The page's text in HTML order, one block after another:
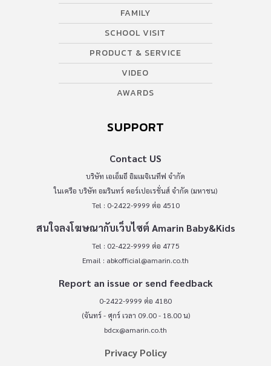
FAMILY
SCHOOL VISIT
PRODUCT & SERVICE
VIDEO
AWARDS
SUPPORT
Contact US
บริษัท เอเอ็มอี อิมเมจิเนทีฟ จำกัด
ในเครือ บริษัท อมรินทร์ คอร์เปอเรชั่นส์ จำกัด (มหาชน)
Tel : 0-2422-9999 ต่อ 4510
สนใจลงโฆษณากับเว็บไซต์ Amarin Baby&Kids
Tel : 02-422-9999 ต่อ 4775
Email : abkofficial@amarin.co.th
Report an issue or send feedback
0-2422-9999 ต่อ 4180
(จันทร์ - ศุกร์ เวลา 09.00 - 18.00 น)
bdcx@amarin.co.th
Privacy Policy